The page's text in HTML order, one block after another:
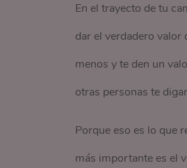
En el trayecto de tu
dar el verdadero valor
menos y te den un
otras personas te
Porque eso es lo que
más importante es el